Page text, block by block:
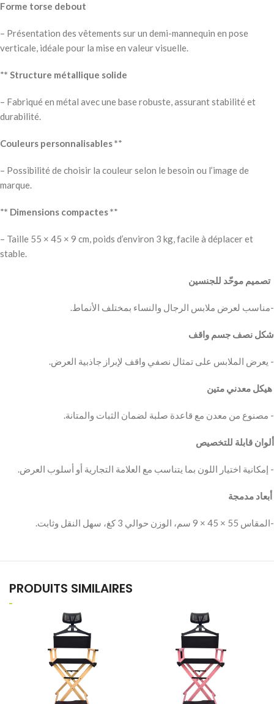
Forme torse debout
– Présentation des vêtements sur un demi-mannequin en pose
verticale, idéale pour la mise en valeur visuelle.
** Structure métallique solide
– Fabriqué en métal avec une base robuste, assurant stabilité et
durabilité.
Couleurs personnalisables **
– Possibilité de choisir la couleur selon le besoin ou l’image de
marque.
** Dimensions compactes **
– Taille 55 × 45 × 9 cm, poids d’environ 3 kg, facile à déplacer et
stable.
.مناسب لعرض ملابس الرجال والنساء بمختلف الأنماط-
شكل نصف جسم واقف
‬‫- يعرض الملابس على تمثال نصفي واقف لإبراز جاذبية العرض.
‬‫‬‫ هيكل معدني متين
ألوان قابلة للتخصيص
.المقاس 55 × 45 × 9 سم، الوزن حوالي 3 كغ، سهل النقل وثابت-
PRODUITS SIMILAIRES